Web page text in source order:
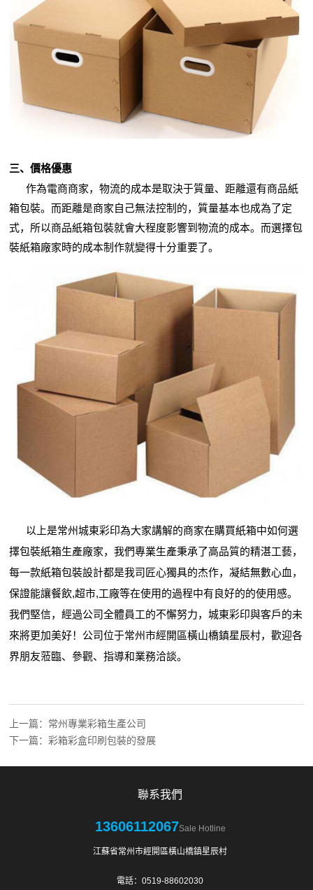
三、價格優惠
作為電商商家，物流的成本是取決于質量、距離還有商品紙
箱包裝。而距離是商家自己無法控制的，質量基本也成為了定
式，所以商品紙箱包裝就會大程度影響到物流的成本。而選擇包
裝紙箱廠家時的成本制作就變得十分重要了。
以上是常州城東彩印為大家講解的商家在購買紙箱中如何選
擇包裝紙箱生產廠家，我們專業生產秉承了高品質的精湛工藝，
每一款紙箱包裝設計都是我司匠心獨具的杰作，凝結無數心血，
保證能讓餐飲,超市,工廠等在使用的過程中有良好的的使用感。
我們堅信，經過公司全體員工的不懈努力，城東彩印與客戶的未
來將更加美好！公司位于常州市經開區橫山橋鎮星辰村，歡迎各
界朋友蒞臨、參觀、指導和業務洽談。
上一篇： 常州專業彩箱生產公司
下一篇：彩箱彩盒印刷包裝的發展
聯系我們
13606112067Sale Hotline
江蘇省常州市經開區橫山橋鎮星辰村
電話：0519-88602030